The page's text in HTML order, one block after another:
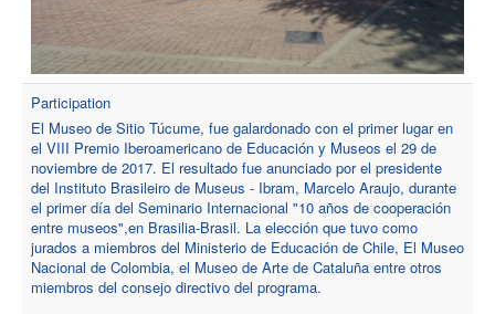
Participation
El Museo de Sitio Túcume, fue galardonado con el primer lugar en
el VIII Premio Iberoamericano de Educación y Museos el 29 de
noviembre de 2017. El resultado fue anunciado por el presidente
del Instituto Brasileiro de Museus - Ibram, Marcelo Araujo, durante
el primer día del Seminario Internacional "10 años de cooperación
entre museos",en Brasilia-Brasil. La elección que tuvo como
jurados a miembros del Ministerio de Educación de Chile, El Museo
Nacional de Colombia, el Museo de Arte de Cataluña entre otros
miembros del consejo directivo del programa.